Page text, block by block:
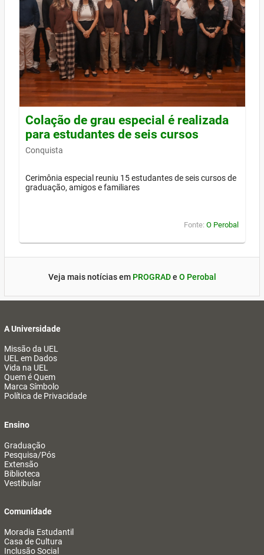
Colação de grau especial é realizada
para estudantes de seis cursos
Conquista
Cerimônia especial reuniu 15 estudantes de seis cursos de
graduação, amigos e familiares
Fonte: O Perobal
Veja mais notícias em PROGRADe O Perobal
A Universidade
Missão da UEL
UEL em Dados
Vida na UEL
Quem é Quem
Marca Símbolo
Política de Privacidade
Ensino
Graduação
Pesquisa/Pós
Extensão
Biblioteca
Vestibular
Comunidade
Moradia Estudantil
Casa de Cultura
Inclusão Social